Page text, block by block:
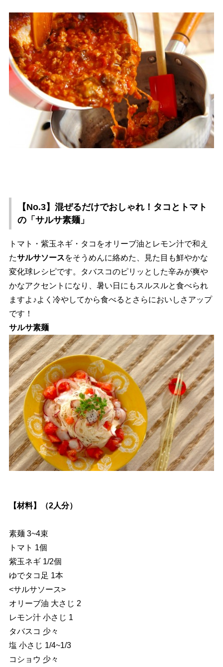
【No.3】混ぜるだけでおしゃれ！タコとトマト
の「サルサ素麺」
トマト・紫玉ネギ・タコをオリーブ油とレモン汁で和え
たサルサソースをそうめんに絡めた、見た目も鮮やかな
変化球レシピです。タバスコのピリッとした辛みが爽
かなアクセントになり、暑い日にもスルスルと食べられ
ますよ♪よく冷やしてから食べるとさらにおいしさアップ
です！
サルサ素麺
【材料】（2人分）
素麺 3~4束
トマト 1個
紫玉ネギ 1/2個
ゆでタコ足 1本
<サルサソース>
オリーブ油 大さじ 2
レモン汁 小さじ 1
タバスコ 少々
塩 小さじ 1/4~1/3
コショウ 少々